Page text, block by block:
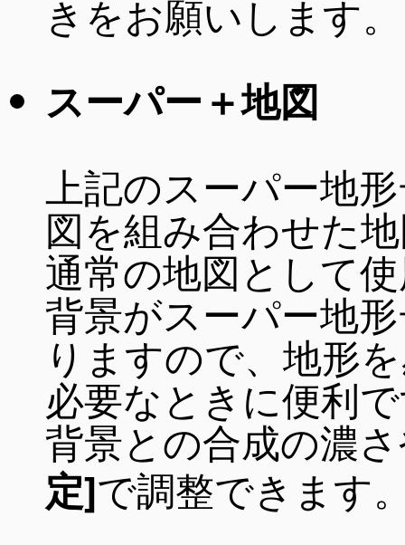
きをお願いします。
スーパー＋地図
上記のスーパー地
図を組み合わせた
通常の地図として
背景がスーパー地
りますので、地形
必要なときに便利
背景との合成の濃
定]で調整できます